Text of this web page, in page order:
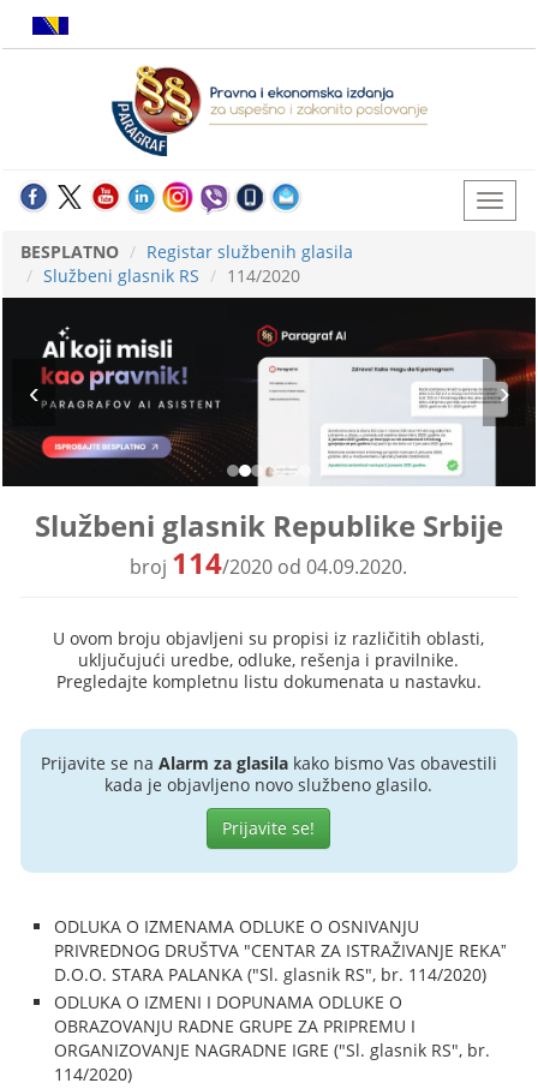
BESPLATNO
Registar službenih glasila
Službeni glasnik RS
114/2020
Službeni glasnik Republike Srbije
broj 114/2020 od 04.09.2020.
U ovom broju objavljeni su propisi iz različitih oblasti,
uključujući uredbe, odluke, rešenja i pravilnike.
Pregledajte kompletnu listu dokumenata u nastavku.
Prijavite se na Alarm za glasilakako bismo Vas obavestili
kada je objavljeno novo službeno glasilo.
Prijavite se!
ODLUKA O IZMENAMA ODLUKE O OSNIVANJU
PRIVREDNOG DRUŠTVA "CENTAR ZA ISTRAŽIVANJE REKAˮ
D.O.O. STARA PALANKA ("Sl. glasnik RS", br. 114/2020)
ODLUKA O IZMENI I DOPUNAMA ODLUKE O
OBRAZOVANJU RADNE GRUPE ZA PRIPREMU I
ORGANIZOVANJE NAGRADNE IGRE ("Sl. glasnik RS", br.
114/2020)